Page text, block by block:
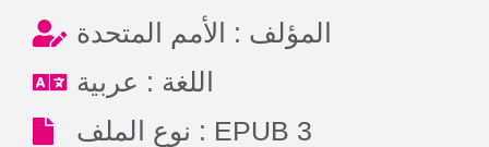
المؤلف : الأمم المتحدة
اللغة : عربية
نوع الملف : EPUB 3